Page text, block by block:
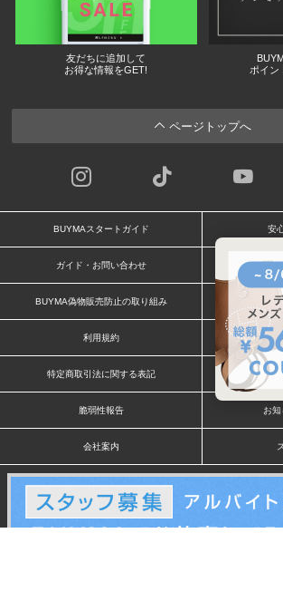
友だちに追加して
お得な情報をGET!
ポイン
ページトップへ
BUYMAスタートガイド 安
ガイド・お問い合わせ かん
BUYMA偽物販売防止の取り組み
利用規約
特定商取引法に関する表記 お客様情
脆弱性報告 お
会社案内